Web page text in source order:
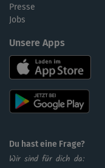
Presse
Jobs
Unsere Apps
Du hast eine Frage?
Wir sind für dich da: